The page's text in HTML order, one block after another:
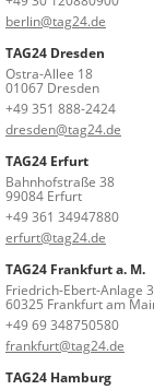
berlin@tag24.de
TAG24 Dresden
Ostra-Allee 18
01067 Dresden
+49 351 888-2424
dresden@tag24.de
TAG24 Erfurt
Bahnhofstraße 38
99084 Erfurt
+49 361 34947880
erfurt@tag24.de
TAG24 Frankfurt a. M.
Friedrich-Ebert-Anlage
60325 Frankfurt am
+49 69 348750580
frankfurt@tag24.de
TAG24 Hamburg